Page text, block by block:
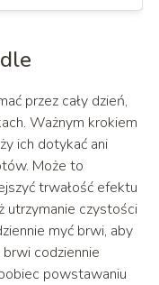
przez cały dzień,
Ważnym krokiem
ich dotykać ani
Może to
trwałość efektu
utrzymanie czystości
myć brwi, aby
codziennie
powstawaniu